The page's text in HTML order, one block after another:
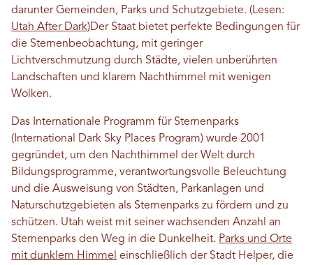
darunter Gemeinden, Parks und Schutzgebiete. (Lesen:
Utah After Dark)Der Staat bietet perfekte Bedingungen für
die Sternenbeobachtung, mit geringer
Lichtverschmutzung durch Städte, vielen unberührten
Landschaften und klarem Nachthimmel mit wenigen
Wolken.
Das Internationale Programm für Sternenparks
(International Dark Sky Places Program) wurde 2001
gegründet, um den Nachthimmel der Welt durch
Bildungsprogramme, verantwortungsvolle Beleuchtung
und die Ausweisung von Städten, Parkanlagen und
Naturschutzgebieten als Sternenparks zu fördern und zu
schützen. Utah weist mit seiner wachsenden Anzahl an
Sternenparks den Weg in die Dunkelheit. Parks und Orte
mit dunklem Himmel einschließlich der Stadt Helper, die